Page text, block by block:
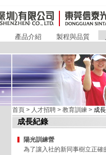
產品介紹 製程與品質
首頁 > 人才招聘 >教育訓練 > 成
成長紀錄
陽光訓練營
為了讓入社的新同事樹立正